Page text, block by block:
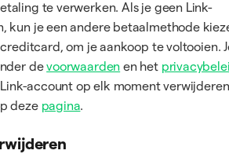
te verwerken. Als je geen Link-
kun je een andere betaalmethode
om je aankoop te voltooien.
devoorwaarden en het
account op elk moment verwijderen
deze pagina.